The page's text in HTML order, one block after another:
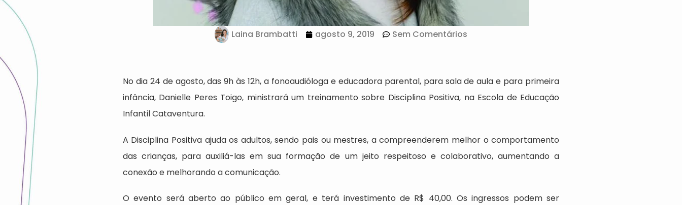
Laina Brambatti agosto 9, 2019 Sem Comentários
No dia 24 de agosto, das 9h às 12h, a fonoaudióloga e educadora parental, para sala de aula e para primeira
infância, Danielle Peres Toigo, ministrará um treinamento sobre Disciplina Positiva, na Escola de Educação
Infantil Cataventura.
A Disciplina Positiva ajuda os adultos, sendo pais ou mestres, a compreenderem melhor o comportamento
das crianças, para auxiliá-las em sua formação de um jeito respeitoso e colaborativo, aumentando a
conexão e melhorando a comunicação.
O evento será aberto ao público em geral, e terá investimento de R$ 40,00. Os ingressos podem ser